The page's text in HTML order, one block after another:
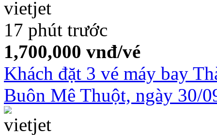
17 phút trước
1,700,000 vnđ/vé
Khách đặt 3 vé máy bay
Buôn Mê Thuột, ngày 30/